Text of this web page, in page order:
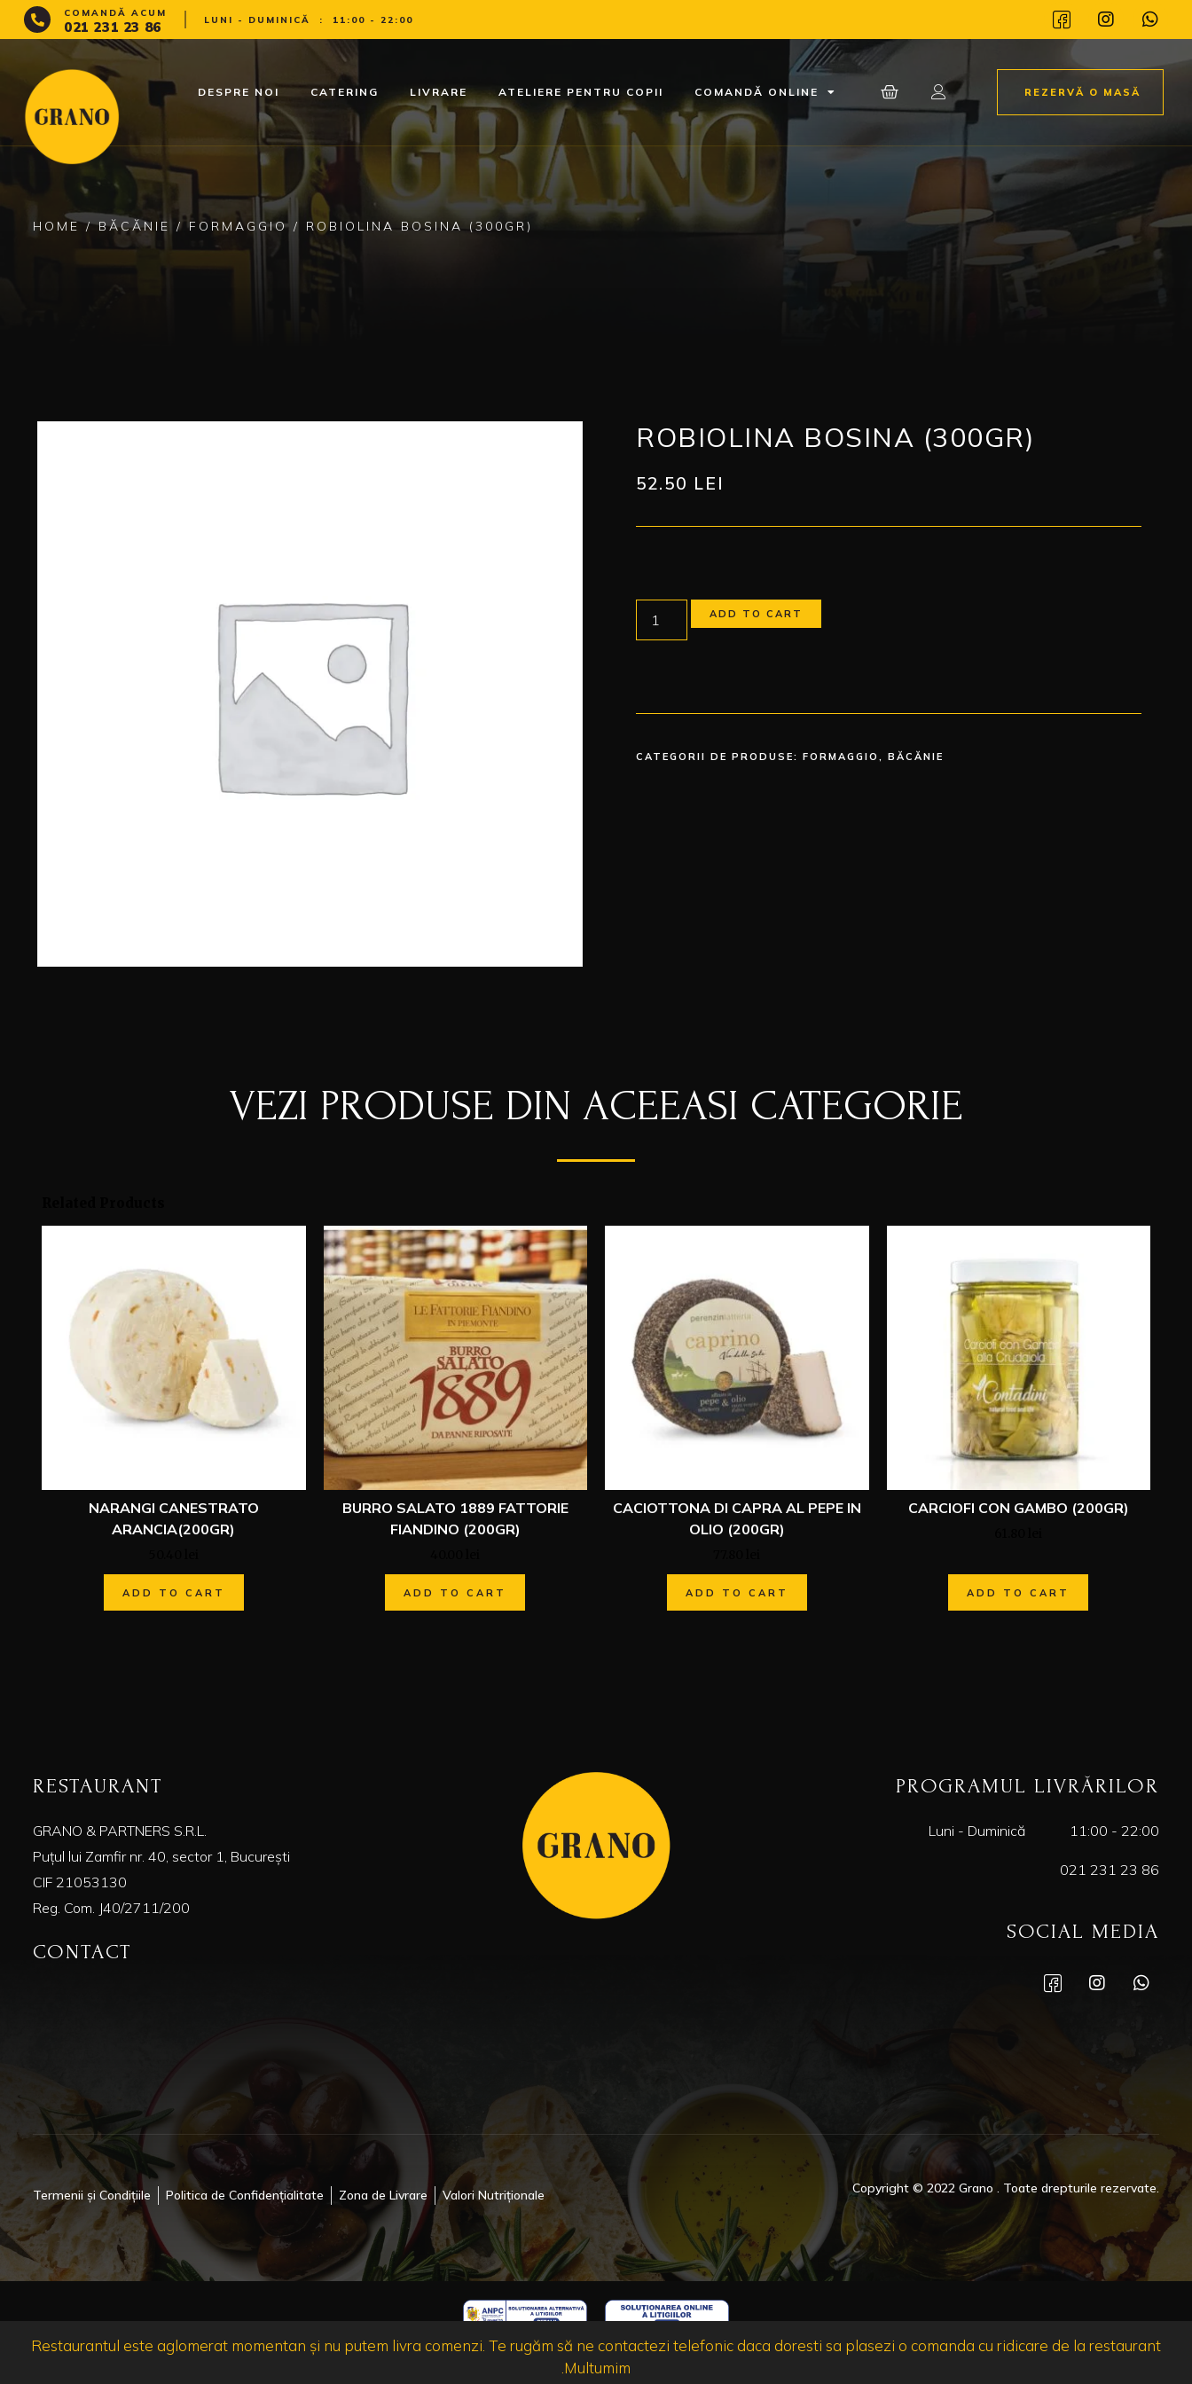
COMANDĂ ACUM
021 231 23 86 LUNI - DUMINICĂ : 11:00 - 22:00
DESPRE NOI CATERING LIVRARE ATELIERE PENTRU COPII COMANDĂ ONLINE REZERVĂ O MASĂ
HOME/BĂCĂNIE /FORMAGGIO/ ROBIOLINA BOSINA (300GR)
ROBIOLINA BOSINA (300GR)
52.50 LEI
ADD TO CART
CATEGORII DE PRODUSE: FORMAGGIO , BĂCĂNIE
VEZI PRODUSE DIN ACEEASI CATEGORIE
NARANGI CANESTRATO
ARANCIA(200GR)
ADD TO CART
BURRO SALATO 1889 FATTORIE
FIANDINO (200GR)
ADD TO CART
CACIOTTONA DI CAPRA AL PEPE IN
OLIO (200GR)
ADD TO CART
CARCIOFI CON GAMBO (200GR)
ADD TO CART
RESTAURANT
GRANO & PARTNERS S.R.L.
Puțul lui Zamfir nr. 40, sector 1, București
CIF 21053130
Reg. Com. J40/2711/200
CONTACT
PROGRAMUL LIVRĂRILOR
Luni - Duminică 11:00 - 22:00
021 231 23 86
SOCIAL MEDIA
Termenii și Condițiile Politica de Confidențialitate Zona de Livrare Valori Nutriționale Copyright © 2022 Grano . Toate drepturile rezervate.
Restaurantul este aglomerat momentan și nu putem livra comenzi. Te rugăm să ne contactezi telefonic daca doresti sa plasezi o comanda cu ridicare de la restaurant
.Multumim